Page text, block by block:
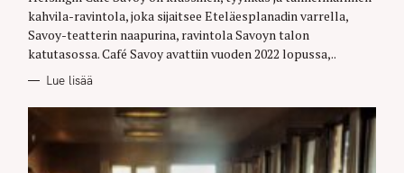
R
I
S
kahvila-ravintola, joka sijaitsee Eteläesplanadin varrella,
Savoy-teatterin naapurina, ravintola Savoyn talon
katutasossa. Café Savoy avattiin vuoden 2022 lopussa,..
Lue lisää